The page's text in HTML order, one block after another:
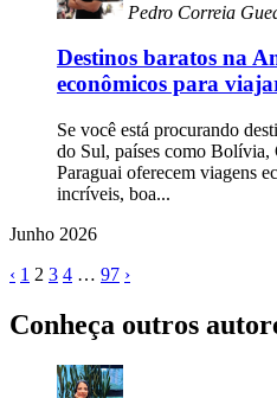
Pedro Correia
Destinos baratos na
econômicos para
Se você está procurando
do Sul, países como Bolívia,
Paraguai oferecem viagens
incríveis, boa...
Junho 2026
‹ 1 2 3 4 … 97 ›
Conheça outros